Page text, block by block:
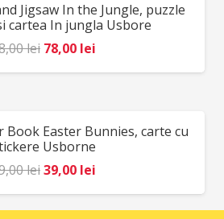
64,00 lei.
Jigsaw In the Jungle, puzzle
cartea In jungla Usbore
lei Prețul
inițial
98,00 lei.
78,00 lei
curent
Book Easter Bunnies, carte cu
Usborne
leiPrețul
inițial
a
39,00 lei
curent
este: